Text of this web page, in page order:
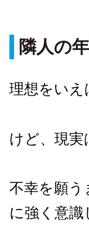
隣人の
理想をいえ
けど、現
不幸を願う
に強く意識